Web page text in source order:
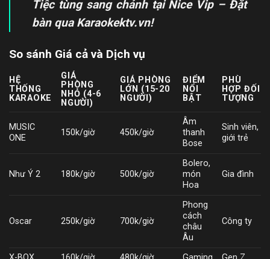
Tiệc tùng sang chảnh tại Nice Vip – Đặt
bàn qua Karaokektv.vn!
So sánh Giá cả và Dịch vụ
HỆ
THỐNG
KARAOKE
GIÁ
PHÒNG
NHỎ (4-6
NGƯỜI)
GIÁ PHÒNG
LỚN (15-20
NGƯỜI)
ĐIỂM
NỔI
BẬT
PHÙ
HỢP ĐỐI
TƯỢNG
MUSIC
ONE
150k/giờ 450k/giờ
Âm
thanh
Bose
Sinh viên,
giới trẻ
Như Ý 2 180k/giờ 500k/giờ
Bolero,
món
Hoa
Gia đình
Oscar 250k/giờ 700k/giờ
Phong
cách
châu
Âu
Công ty